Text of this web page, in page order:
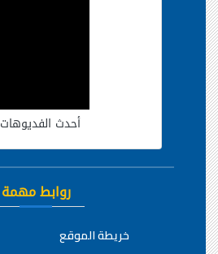
أحدث الفديوهات
روابط مهمة
خريطة الموقع